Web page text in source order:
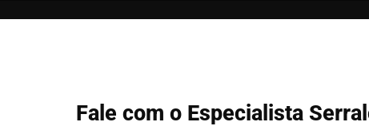
Fale com o Especialista